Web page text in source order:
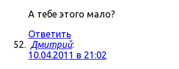
А тебе этого мало?
Ответить
Дмитрий:
10.04.2011 в 21:02